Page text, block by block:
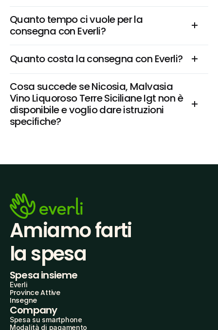
Quanto tempo ci vuole per la
consegna con Everli?
Quanto costa la consegna con Everli?
Cosa succede se Nicosia, Malvasia
Vino Liquoroso Terre Siciliane Igt non è
disponibile e voglio dare istruzioni
specifiche?
Amiamo farti
la spesa
Spesa insieme
Everli
Province Attive
Insegne
Company
Spesa su smartphone
Modalità di pagamento